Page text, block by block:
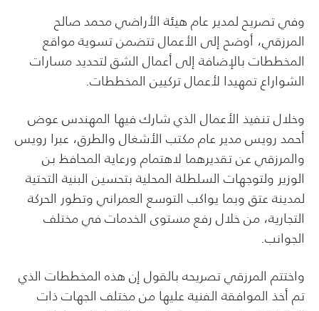
وفي تصريح لمدير عام هيئة الأراضي محمد صالح
المرزقي، أوضح إلى الأعمال تتضمن تسوية مواقع
المخططات بالإضافة إلى أعمال الشق لتحديد مسارات
الشواراع تمهيدا لأعمال تركيين المخططات.
وخلال تنفيذ الأعمال الذي شارك فيها المهندس عوض
أحمد رويس مدير عام مكتب الأشغال والطرق، عبرا رويس
والمرزقي عن تقديرهما لاهتمام ورعاية المحافظ بن
الوزير ولتوجهات السلطلة المحلية بتحسين البنية التحتية
لمدينة عتق وبما يواكب التوسع العمراني وتطور الحركة
التجارية، من خلال رفع مستوى الخدمات في مختلف
الجوانب.
واختتم المرزقي تصريحه بالقول إن هذه المخططات الذي
تم أخذ الموافقة الفنية عليها من مختلف الجهات ذات